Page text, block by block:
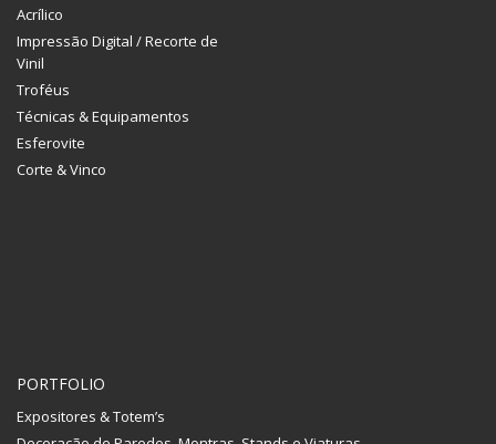
Acrílico
Impressão Digital / Recorte de
Vinil
Troféus
Técnicas & Equipamentos
Esferovite
Corte & Vinco
PORTFOLIO
Expositores & Totem’s